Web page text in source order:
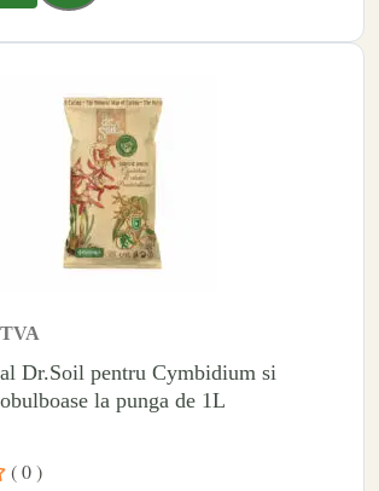
Dr.Soil pentru Cymbidium si
la punga de 1L
( 0 )